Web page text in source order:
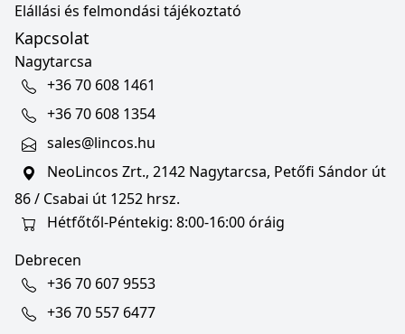
Elállási és felmondási tájékoztató
Kapcsolat
Nagytarcsa
+36 70 608 1461
+36 70 608 1354
sales@lincos.hu
NeoLincos Zrt., 2142 Nagytarcsa, Petőfi Sándor út
86 / Csabai út 1252 hrsz.
Hétfőtől-Péntekig: 8:00-16:00 óráig
Debrecen
+36 70 607 9553
+36 70 557 6477